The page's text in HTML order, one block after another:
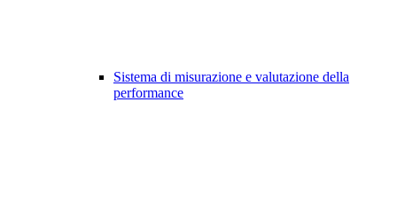
Sistema di misurazione e valutazione della
performance